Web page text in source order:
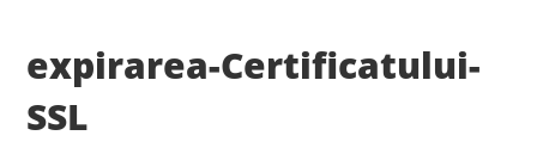
expirarea-Certificatului-
SSL